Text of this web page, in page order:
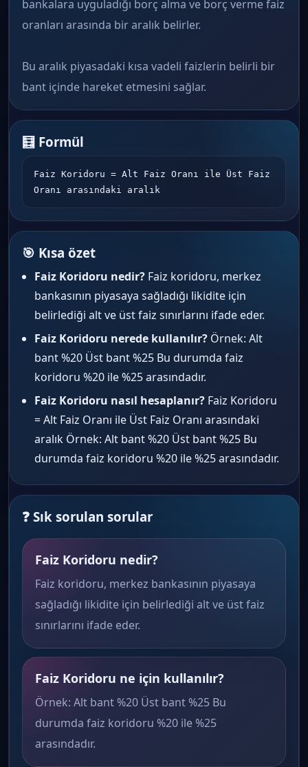
bankalara uyguladığı borç alma ve borç verme faiz
oranları arasında bir aralık belirler.
Bu aralık piyasadaki kısa vadeli faizlerin belirli bir
bant içinde hareket etmesini sağlar.
🧮 Formül
Faiz Koridoru = Alt Faiz Oranı ile Üst Faiz
Oranı arasındaki aralık
🎯 Kısa özet
Faiz Koridoru nedir? Faiz koridoru, merkez
bankasının piyasaya sağladığı likidite için
belirlediği alt ve üst faiz sınırlarını ifade eder.
Faiz Koridoru nerede kullanılır? Örnek: Alt
bant %20 Üst bant %25 Bu durumda faiz
koridoru %20 ile %25 arasındadır.
Faiz Koridoru nasıl hesaplanır? Faiz Koridoru
= Alt Faiz Oranı ile Üst Faiz Oranı arasındaki
aralık Örnek: Alt bant %20 Üst bant %25 Bu
durumda faiz koridoru %20 ile %25 arasındadır.
❓ Sık sorulan sorular
Faiz Koridoru nedir?
Faiz koridoru, merkez bankasının piyasaya
sağladığı likidite için belirlediği alt ve üst faiz
sınırlarını ifade eder.
Faiz Koridoru ne için kullanılır?
Örnek: Alt bant %20 Üst bant %25 Bu
durumda faiz koridoru %20 ile %25
arasındadır.